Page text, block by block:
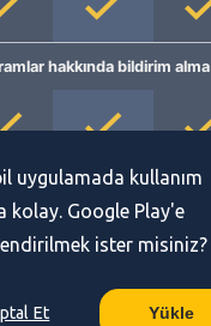
hakkında bildirim alma
uygulamada kullanım
kolay. Google Play'e
ister misiniz?
Et Yükle